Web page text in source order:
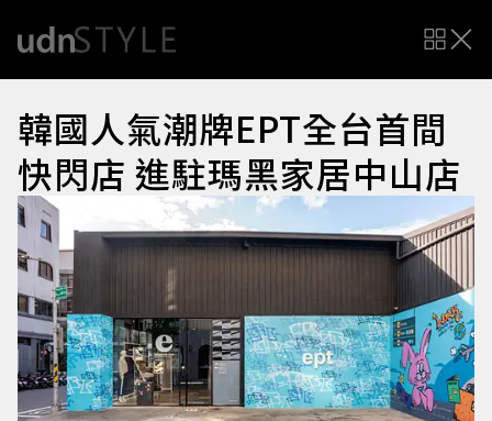
韓國人氣潮牌EPT全台首間
快閃店 進駐瑪黑家居中山店